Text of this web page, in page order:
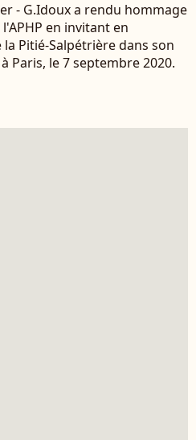
- G.Idoux a rendu hommage
en invitant en
Pitié-Salpétrière dans son
Paris, le 7 septembre 2020.